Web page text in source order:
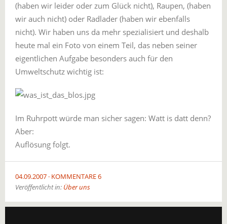
(haben wir leider oder zum Glück nicht), Raupen, (haben
wir auch nicht) oder Radlader (haben wir ebenfalls
nicht). Wir haben uns da mehr spezialisiert und deshalb
heute mal ein Foto von einem Teil, das neben seiner
eigentlichen Aufgabe besonders auch für den
Umweltschutz wichtig ist:
Im Ruhrpott würde man sicher sagen: Watt is datt denn?
Aber:
Auflösung folgt.
04.09.2007 KOMMENTARE 6
Veröffentlicht in: Über uns